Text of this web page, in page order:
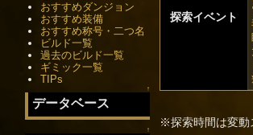
探索イベント
※探索時間は変動
おすすめダンジョン
おすすめ装備
おすすめ称号・二つ名
ビルド一覧
過去のビルド一覧
ギミック一覧
TIPs
↑
データベース
↑